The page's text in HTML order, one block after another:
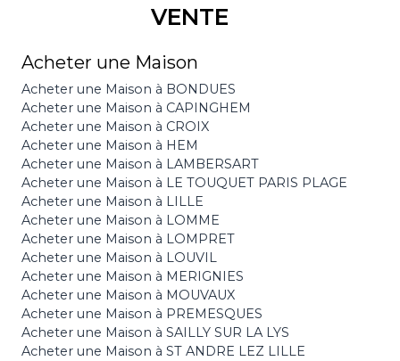
VENTE
Acheter une Maison
Acheter une Maison à BONDUES
Acheter une Maison à CAPINGHEM
Acheter une Maison à CROIX
Acheter une Maison à HEM
Acheter une Maison à LAMBERSART
Acheter une Maison à LE TOUQUET PARIS PLAGE
Acheter une Maison à LILLE
Acheter une Maison à LOMME
Acheter une Maison à LOMPRET
Acheter une Maison à LOUVIL
Acheter une Maison à MERIGNIES
Acheter une Maison à MOUVAUX
Acheter une Maison à PREMESQUES
Acheter une Maison à SAILLY SUR LA LYS
Acheter une Maison à ST ANDRE LEZ LILLE